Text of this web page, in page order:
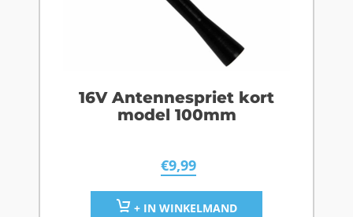
16V Antennespriet kort
model 100mm
€9,99
+ IN WINKELMAND